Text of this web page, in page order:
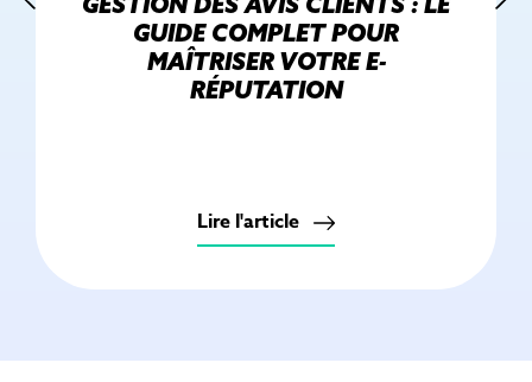
GUIDE COMPLET POUR
MAÎTRISER VOTRE E-
RÉPUTATION
Lire l'article